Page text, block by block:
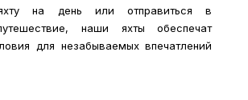
на день или отправиться в
наши яхты обеспечат
для незабываемых впечатлений